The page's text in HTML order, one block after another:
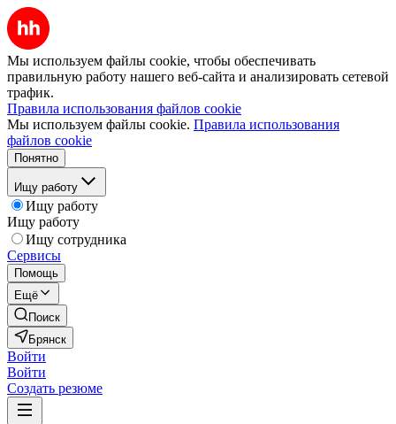
Мы используем файлы cookie, чтобы обеспечивать
правильную работу нашего веб-сайта и анализировать сетевой
трафик.
Правила использования файлов cookie
Мы используем файлы cookie. Правила использования
файлов cookie
Понятно
Ищу работу
Ищу работу
Ищу работу
Ищу сотрудника
Сервисы
Помощь
Ещё
Поиск
Брянск
Войти
Войти
Создать резюме